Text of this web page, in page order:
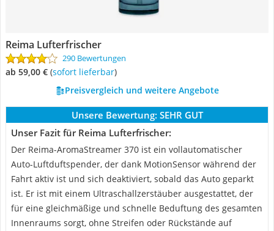
Reima Lufterfrischer
290 Bewertungen
ab 59,00 € ( Sofort lieferbar)
Preisvergleich und weitere Angebote
Unsere Bewertung: SEHR GUT
Unser Fazit für Reima Lufterfrischer:
Der Reima-AromaStreamer 370 ist ein vollautomatischer
Auto-Luftduftspender, der dank MotionSensor während der
Fahrt aktiv ist und sich deaktiviert, sobald das Auto geparkt
ist. Er ist mit einem Ultraschallzerstäuber ausgestattet, der
für eine gleichmäßige und schnelle Beduftung des gesamten
Innenraums sorgt, ohne Streifen oder Rückstände auf